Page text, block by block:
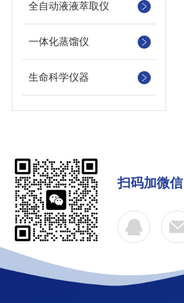
全自动液液萃取仪
一体化蒸馏仪
生命科学仪器
扫码加微信